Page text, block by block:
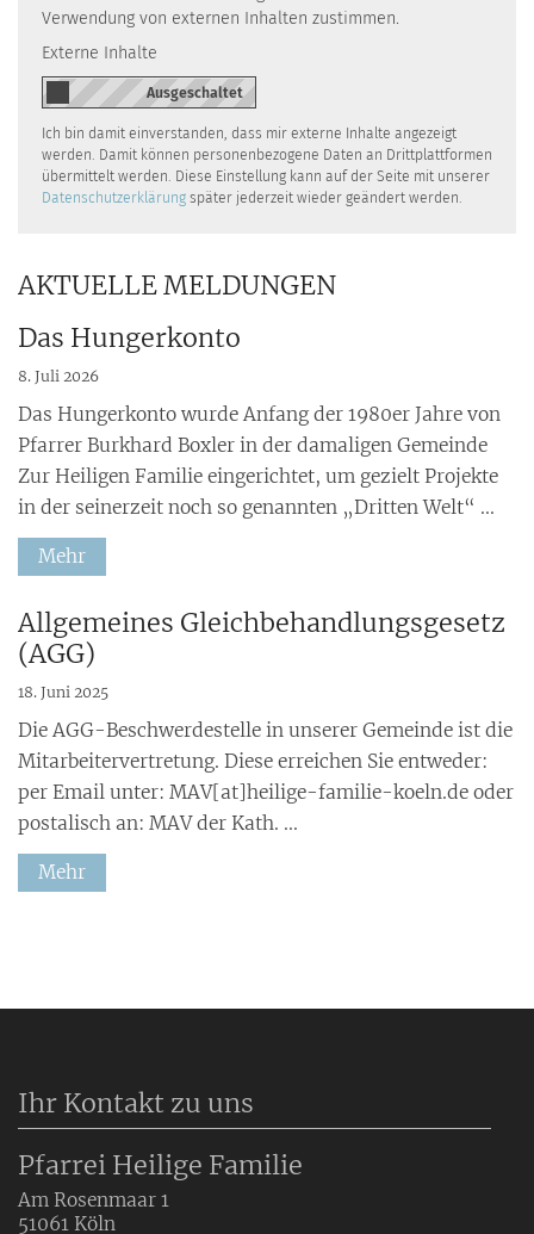
Verwendung von externen Inhalten zustimmen.
Externe Inhalte
Ich bin damit einverstanden, dass mir externe Inhalte angezeigt
werden. Damit können personenbezogene Daten an Drittplattformen
übermittelt werden. Diese Einstellung kann auf der Seite mit unserer
Datenschutzerklärung später jederzeit wieder geändert werden.
AKTUELLE MELDUNGEN
Das Hungerkonto
8. Juli 2026
Das Hungerkonto wurde Anfang der 1980er Jahre von
Pfarrer Burkhard Boxler in der damaligen Gemeinde
Zur Heiligen Familie eingerichtet, um gezielt Projekte
in der seinerzeit noch so genannten „Dritten Welt“ ...
Mehr
Allgemeines Gleichbehandlungsgesetz
(AGG)
18. Juni 2025
Die AGG-Beschwerdestelle in unserer Gemeinde ist die
Mitarbeitervertretung. Diese erreichen Sie entweder:
per Email unter: MAV[at]heilige-familie-koeln.de oder
postalisch an: MAV der Kath. ...
Mehr
Ihr Kontakt zu uns
Pfarrei Heilige Familie
Am Rosenmaar 1
51061 Köln